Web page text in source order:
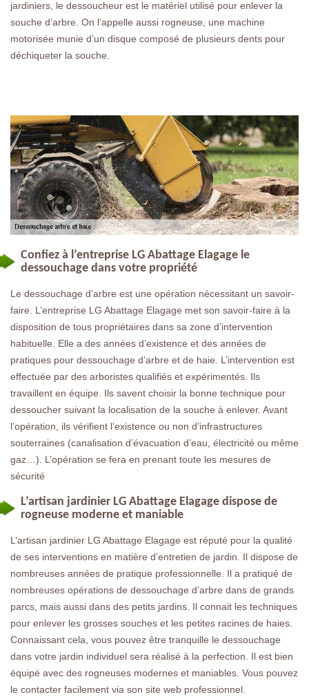
jardiniers, le dessoucheur est le matériel utilisé pour enlever la
souche d’arbre. On l’appelle aussi rogneuse, une machine
motorisée munie d’un disque composé de plusieurs dents pour
déchiqueter la souche.
Confiez à l’entreprise LG Abattage Elagage le
dessouchage dans votre propriété
Le dessouchage d’arbre est une opération nécessitant un savoir-
faire. L’entreprise LG Abattage Elagage met son savoir-faire à la
disposition de tous propriétaires dans sa zone d’intervention
habituelle. Elle a des années d’existence et des années de
pratiques pour dessouchage d’arbre et de haie. L’intervention est
effectuée par des arboristes qualifiés et expérimentés. Ils
travaillent en équipe. Ils savent choisir la bonne technique pour
dessoucher suivant la localisation de la souche à enlever. Avant
l’opération, ils vérifient l’existence ou non d’infrastructures
souterraines (canalisation d’évacuation d’eau, électricité ou même
gaz…). L’opération se fera en prenant toute les mesures de
sécurité
L’artisan jardinier LG Abattage Elagage dispose de
rogneuse moderne et maniable
L’artisan jardinier LG Abattage Elagage est réputé pour la qualité
de ses interventions en matière d’entretien de jardin. Il dispose de
nombreuses années de pratique professionnelle. Il a pratiqué de
nombreuses opérations de dessouchage d’arbre dans de grands
parcs, mais aussi dans des petits jardins. Il connait les techniques
pour enlever les grosses souches et les petites racines de haies.
Connaissant cela, vous pouvez être tranquille le dessouchage
dans votre jardin individuel sera réalisé à la perfection. Il est bien
équipé avec des rogneuses modernes et maniables. Vous pouvez
le contacter facilement via son site web professionnel.